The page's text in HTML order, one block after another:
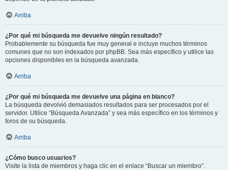
Arriba
¿Por qué mi búsqueda me devuelve ningún resultado?
Probablemente su búsqueda fue muy general e incluye muchos términos
comunes que no son indexados por phpBB. Sea más específico y utilice las
opciones disponibles en la búsqueda avanzada.
Arriba
¿Por qué mi búsqueda me devuelve una página en blanco?
La búsqueda devolvió demasiados resultados para ser procesados por el
servidor. Utilice “Búsqueda Avanzada” y sea más específico en los términos y
foros de su búsqueda.
Arriba
¿Cómo busco usuarios?
Visite la lista de miembros y haga clic en el enlace “Buscar un miembro”.